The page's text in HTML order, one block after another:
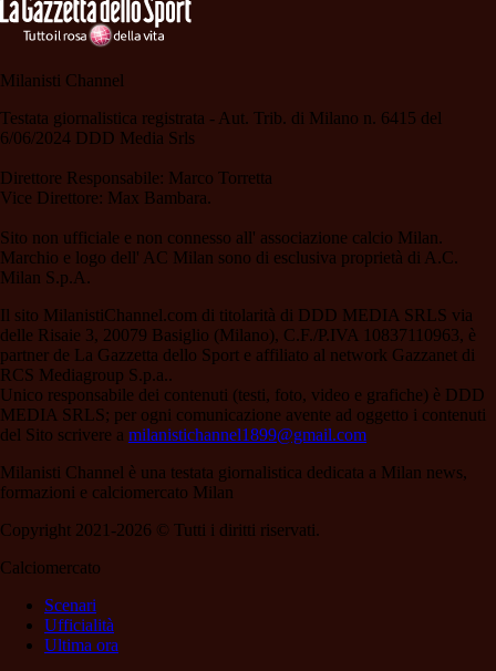
Milanisti Channel
Testata giornalistica registrata - Aut. Trib. di Milano n. 6415 del
6/06/2024 DDD Media Srls
Direttore Responsabile: Marco Torretta
Vice Direttore: Max Bambara.
Sito non ufficiale e non connesso all' associazione calcio Milan.
Marchio e logo dell' AC Milan sono di esclusiva proprietà di A.C.
Milan S.p.A.
Il sito MilanistiChannel.com di titolarità di DDD MEDIA SRLS via
delle Risaie 3, 20079 Basiglio (Milano), C.F./P.IVA 10837110963, è
partner de La Gazzetta dello Sport e affiliato al network Gazzanet di
RCS Mediagroup S.p.a..
Unico responsabile dei contenuti (testi, foto, video e grafiche) è DDD
MEDIA SRLS; per ogni comunicazione avente ad oggetto i contenuti
del Sito scrivere a milanistichannel1899@gmail.com
Milanisti Channel è una testata giornalistica dedicata a Milan news,
formazioni e calciomercato Milan
Copyright 2021-2026 © Tutti i diritti riservati.
Calciomercato
Scenari
Ufficialità
Ultima ora